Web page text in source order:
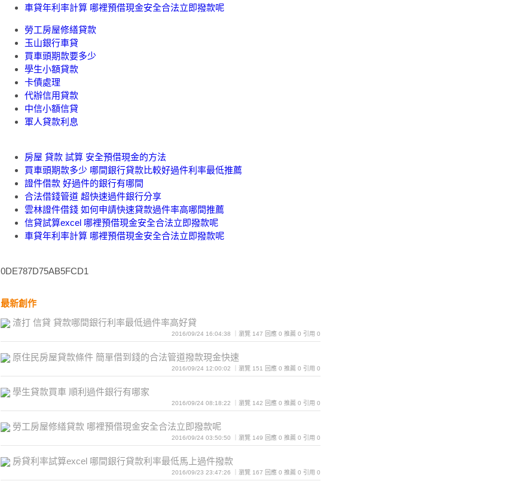
車貸年利率計算 哪裡預借現金安全合法立即撥款呢
勞工房屋修繕貸款
玉山銀行車貸
買車頭期款要多少
學生小額貸款
卡債處理
代辦信用貸款
中信小額信貸
軍人貸款利息
房屋 貸款 試算 安全預借現金的方法
買車頭期款多少 哪間銀行貸款比較好過件利率最低推薦
證件借款 好過件的銀行有哪間
合法借錢管道 超快速過件銀行分享
雲林證件借錢 如何申請快速貸款過件率高哪間推薦
信貸試算excel 哪裡預借現金安全合法立即撥款呢
車貸年利率計算 哪裡預借現金安全合法立即撥款呢
0DE787D75AB5FCD1
最新創作
渣打 信貸 貸款哪間銀行利率最低過件率高好貸
2016/09/24 16:04:38 ｜瀏覽 147 回應 0 推薦 0 引用 0
原住民房屋貸款條件 簡單借到錢的合法管道撥款現金快速
2016/09/24 12:00:02 ｜瀏覽 151 回應 0 推薦 0 引用 0
學生貸款買車 順利過件銀行有哪家
2016/09/24 08:18:22 ｜瀏覽 142 回應 0 推薦 0 引用 0
勞工房屋修繕貸款 哪裡預借現金安全合法立即撥款呢
2016/09/24 03:50:50 ｜瀏覽 149 回應 0 推薦 0 引用 0
房貸利率試算excel 哪間銀行貸款利率最低馬上過件撥款
2016/09/23 23:47:26 ｜瀏覽 167 回應 0 推薦 0 引用 0